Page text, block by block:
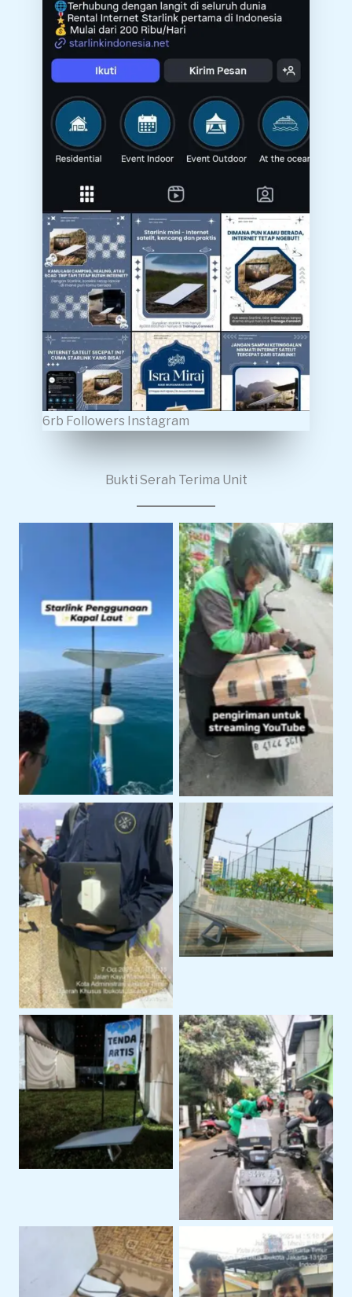
6rb Followers Instagram
Bukti Serah Terima Unit
Penggunaan Di Laut Pengiriman Starlink
Telkomsel Orbit
Starlink Mini
Event Outdoor
Pengiriman Starlink